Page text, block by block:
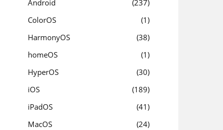
Android
237
ColorOS
1
HarmonyOS
38
homeOS
1
HyperOS
30
iOS
189
iPadOS
41
MacOS
24